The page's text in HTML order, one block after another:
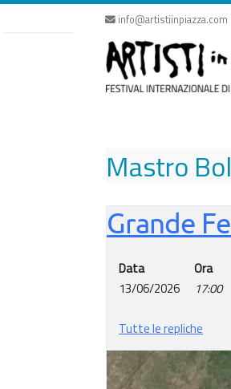
Vai
Mastro
Grande
Data
13/06/2026
Ora
17:00
Tutte le repliche